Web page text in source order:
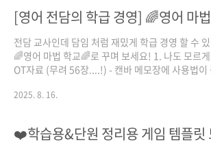
START선에 놓고 친다.5. 성공하면 땅을 칠하고
하면서 나도 모르게 영어 실력을 쑥쑥 키워 보세
제작 (@heejookx2)
[영어 전담의 학급 경영] 🌈영어 마
전담 교사인데 담임 처럼 재밌게 학급 경영 할 수
🌈영어 마법 학교🌈로 꾸며 보세요! 1. 나도 모르
OT자료 (무려 56장....!) - 캔바 메모장에 사용법이
판)https://www.canva.com/design/
2025. 8. 16.
❤️학습용&단원 정리용 게임 템플